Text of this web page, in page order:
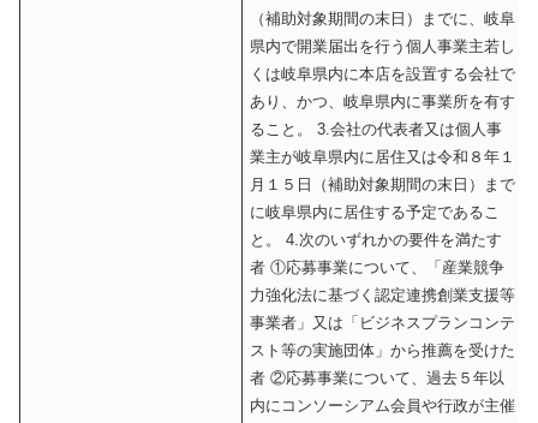
（補助対象期間の末日）までに、岐阜
県内で開業届出を行う個人事業主若し
くは岐阜県内に本店を設置する会社で
あり、かつ、岐阜県内に事業所を有す
ること。 3.会社の代表者又は個人事
業主が岐阜県内に居住又は令和８年１
月１５日（補助対象期間の末日）まで
に岐阜県内に居住する予定であるこ
と。 4.次のいずれかの要件を満たす
者 ①応募事業について、「産業競争
力強化法に基づく認定連携創業支援等
事業者」又は「ビジネスプランコンテ
スト等の実施団体」から推薦を受けた
者 ②応募事業について、過去５年以
内にコンソーシアム会員や行政が主催